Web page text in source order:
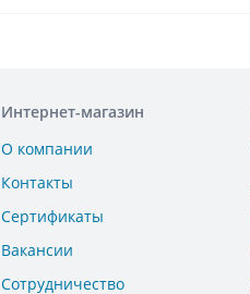
Интернет-магазин
О компании
Контакты
Сертификаты
Вакансии
Сотрудничество